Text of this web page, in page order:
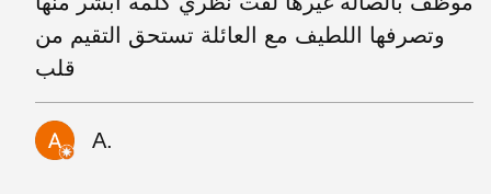
وتصرفها اللطيف مع العائلة تستحق التقيم من
قلب
A.